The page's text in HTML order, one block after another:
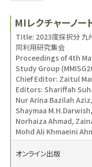
MIレクチャーノー
Title: 2023度採択分 九州
同利用研究集会
Proceedings of 4th
Study Group
Chief Editor: Zaitul
Editors: Shariffah
Nur Arina Bazilah
Shaymaa
Norhaiza Ahmad,
Mohd Ali Khmaeini
オンライン出版